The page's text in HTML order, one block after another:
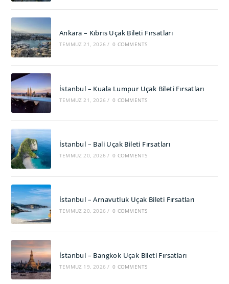
Ankara – Kıbrıs Uçak Bileti Fırsatları
TEMMUZ 21, 2026 / 0 COMMENTS
İstanbul – Kuala Lumpur Uçak Bileti Fırsatları
TEMMUZ 21, 2026 / 0 COMMENTS
İstanbul – Bali Uçak Bileti Fırsatları
TEMMUZ 20, 2026 / 0 COMMENTS
İstanbul – Arnavutluk Uçak Bileti Fırsatları
TEMMUZ 20, 2026 / 0 COMMENTS
İstanbul – Bangkok Uçak Bileti Fırsatları
TEMMUZ 19, 2026 / 0 COMMENTS